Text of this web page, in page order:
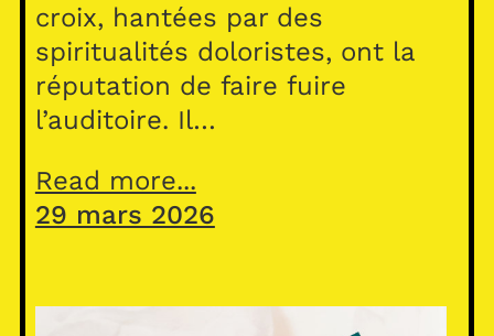
croix, hantées par des
spiritualités doloristes, ont la
réputation de faire fuire
l’auditoire. Il…
Read more...
29 mars 2026